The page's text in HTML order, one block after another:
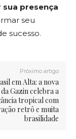
presença
seu
sucesso.
Próximo artigo
em Alta: a nova
Gazin celebra a
tropical com
retrô e muita
brasilidade